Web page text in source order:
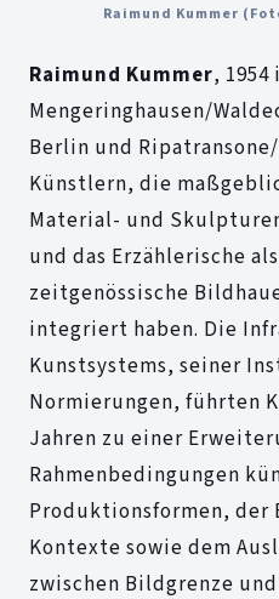
Raimund Kummer
Raimund Kummer, 1954
Mengeringhausen/
Berlin und
Künstlern, die
Material- und
und das Erzählerische
zeitgenössische
integriert haben. Die
Kunstsystems, seiner
Normierungen, führten
Jahren zu einer
Rahmenbedingungen
Produktionsformen, der
Kontexte sowie dem
zwischen Bildgrenze